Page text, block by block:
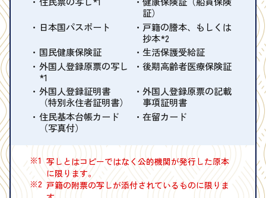
証）
日本国パスポート
戸籍の謄本、もしくは
抄本*2
国民健康保険証
生活保護受給証
外国人登録原票の写し
*1
後期高齢者医療保険証
外国人登録証明書
（特別永住者証明書）
外国人登録原票の記載
事項証明書
住民基本台帳カード
（写真付）
在留カード
※1 写しとはコピーではなく公的機関が発行した原本
に限ります。
※2 戸籍の附票の写しが添付されているものに限りま